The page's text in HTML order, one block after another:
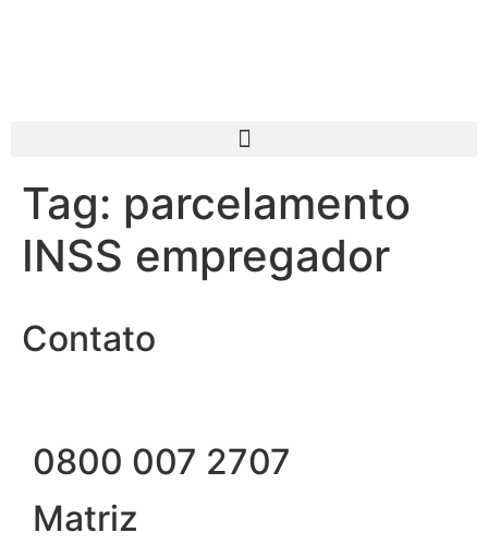
Tag: parcelamento
INSS empregador
Contato
0800 007 2707
Matriz